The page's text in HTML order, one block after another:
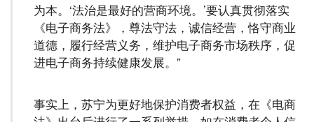
为本。‘法治是最好的营商环境。’要认真贯彻落实
《电子商务法》，尊法守法，诚信经营，恪守商业
道德，履行经营义务，维护电子商务市场秩序，促
进电子商务持续健康发展。”
事实上，苏宁为更好地保护消费者权益，在《电商